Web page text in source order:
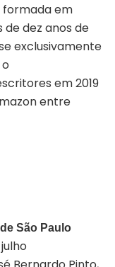
formada em
dez anos de
exclusivamente
em 2019
entre
São Paulo